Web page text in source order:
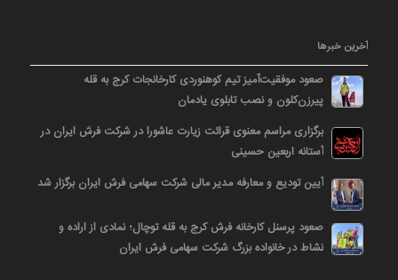
آخرین خبرها
صعود موفقیت‌آمیز تیم کوهنوردی کارخانجات کرج به قله
پیرزن‌کلون و نصب تابلوی یادمان
برگزاری مراسم معنوی قرائت زیارت عاشورا در شرکت فرش ایران در
آستانه اربعین حسینی
آیین تودیع و معارفه مدیر مالی شرکت سهامی فرش ایران برگزار شد
صعود پرسنل کارخانه فرش کرج به قله توچال؛ نمادی از اراده و
نشاط در خانواده بزرگ شرکت سهامی فرش ایران